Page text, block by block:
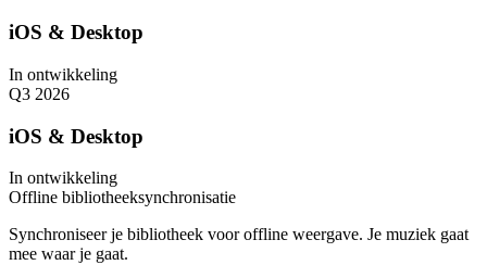
iOS & Desktop
In ontwikkeling
Q3 2026
iOS & Desktop
In ontwikkeling
Offline bibliotheeksynchronisatie
Synchroniseer je bibliotheek voor offline weergave. Je muziek gaat
mee waar je gaat.